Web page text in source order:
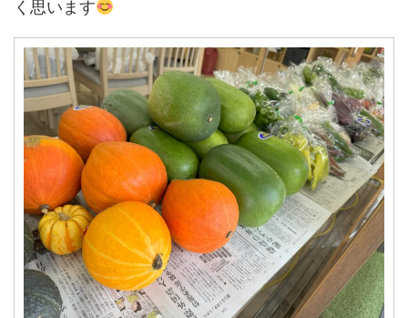
く思います